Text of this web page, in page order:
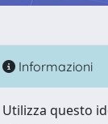
Informazioni
Utilizza questo